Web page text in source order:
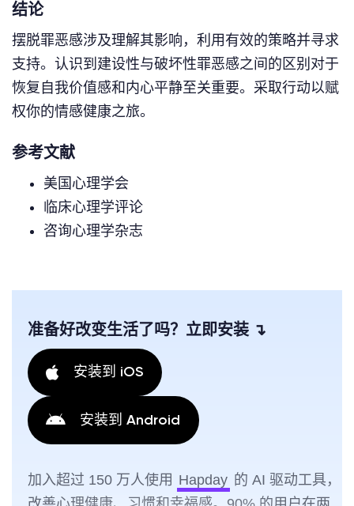
结论
摆脱罪恶感涉及理解其影响，利用有效的策略并寻求
支持。认识到建设性与破坏性罪恶感之间的区别对于
恢复自我价值感和内心平静至关重要。采取行动以赋
权你的情感健康之旅。
参考文献
美国心理学会
临床心理学评论
咨询心理学杂志
准备好改变生活了吗？立即安装 ↴
安装到 iOS
安装到 Android
加入超过 150 万人使用 Hapday 的 AI 驱动工具，